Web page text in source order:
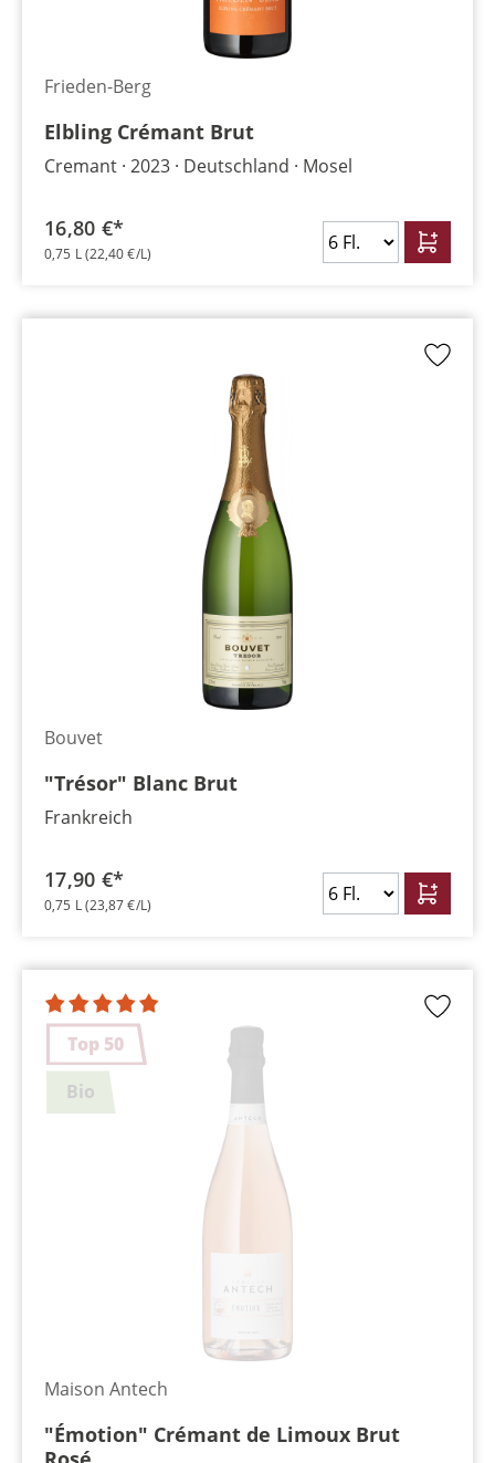
Frieden-Berg
Elbling Crémant Brut
Cremant 2023 Deutschland Mosel
16,80 €*
0,75 L(22,40 €/L)
Bouvet
"Trésor" Blanc Brut
Frankreich
17,90 €*
0,75 L(23,87 €/L)
Top 50
Bio
Maison Antech
"Émotion" Crémant de Limoux Brut